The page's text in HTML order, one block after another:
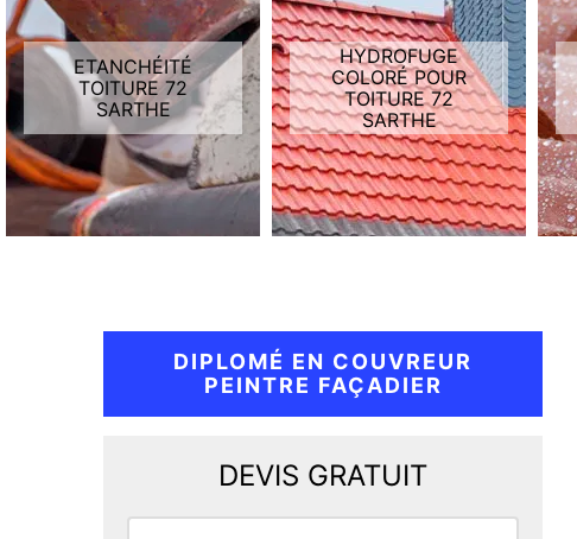
ETANCHÉITÉ
TOITURE 72
SARTHE
HYDROFUGE
COLORÉ POUR
TOITURE 72
SARTHE
DIPLOMÉ EN COUVREUR
PEINTRE FAÇADIER
DEVIS GRATUIT